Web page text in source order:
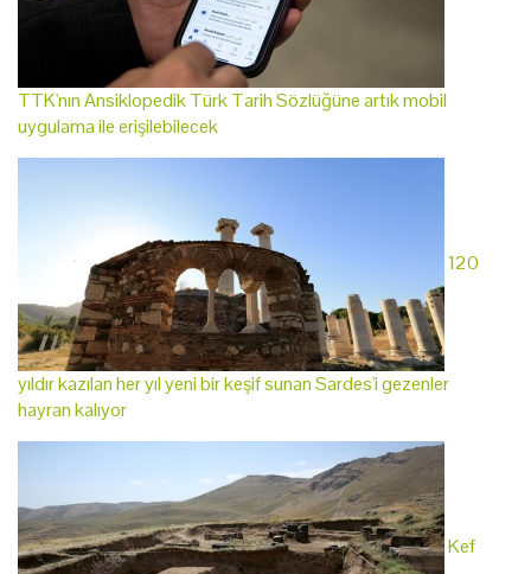
TTK'nın Ansiklopedik Türk Tarih Sözlüğüne artık mobil
uygulama ile erişilebilecek
120
yıldır kazılan her yıl yeni bir keşif sunan Sardes'i gezenler
hayran kalıyor
Kef